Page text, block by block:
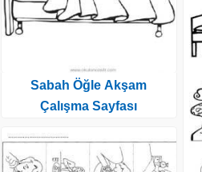
Sabah Öğle Akşam
Çalışma Sayfası